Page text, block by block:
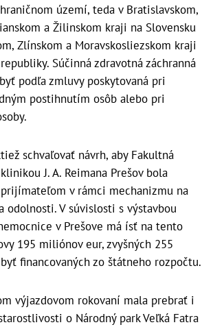
území, teda v Bratislavskom,
a Žilinskom kraji na Slovensku
Zlínskom a Moravskosliezskom kraji
Súčinná zdravotná záchranná
podľa zmluvy poskytovaná pri
postihnutím osôb alebo pri
schvaľovať návrh, aby Fakultná
J. A. Reimana Prešov bola
v rámci mechanizmu na
odolnosti. V súvislosti s výstavbou
v Prešove má ísť na tento
195 miliónov eur, zvyšných 255
financovaných zo štátneho rozpočtu.
výjazdovom rokovaní mala prebrať i
o Národný park Veľká Fatra